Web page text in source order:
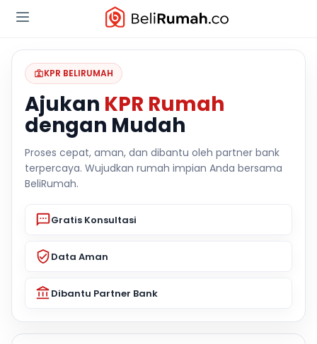
KPR BELIRUMAH
Ajukan KPR Rumah
dengan Mudah
Proses cepat, aman, dan dibantu oleh partner bank
terpercaya. Wujudkan rumah impian Anda bersama
BeliRumah.
Gratis Konsultasi
Data Aman
Dibantu Partner Bank